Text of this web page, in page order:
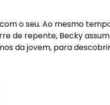
o seu. Ao mesmo
de repente, Becky
da jovem, para